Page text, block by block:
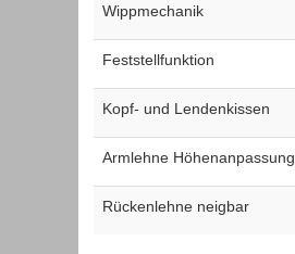
Wippmechanik
Feststellfunktion
Kopf- und Lendenkissen
Armlehne Höhenanpassung
Rückenlehne neigbar